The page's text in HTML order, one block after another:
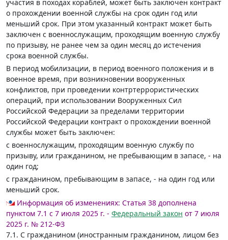
участия в походах кораблей, может быть заключен контракт
о прохождении военной службы на срок один год или
меньший срок. При этом указанный контракт может быть
заключен с военнослужащим, проходящим военную службу
по призыву, не ранее чем за один месяц до истечения
срока военной службы.
В период мобилизации, в период военного положения и в
военное время, при возникновении вооруженных
конфликтов, при проведении контртеррористических
операций, при использовании Вооруженных Сил
Российской Федерации за пределами территории
Российской Федерации контракт о прохождении военной
службы может быть заключен:
с военнослужащим, проходящим военную службу по
призыву, или гражданином, не пребывающим в запасе, - на
один год;
с гражданином, пребывающим в запасе, - на один год или
меньший срок.
Информация об изменениях: Статья 38 дополнена
пунктом 7.1 с 7 июля 2025 г. - Федеральный закон от 7 июля
2025 г. № 212-ФЗ
7.1. С гражданином (иностранным гражданином, лицом без